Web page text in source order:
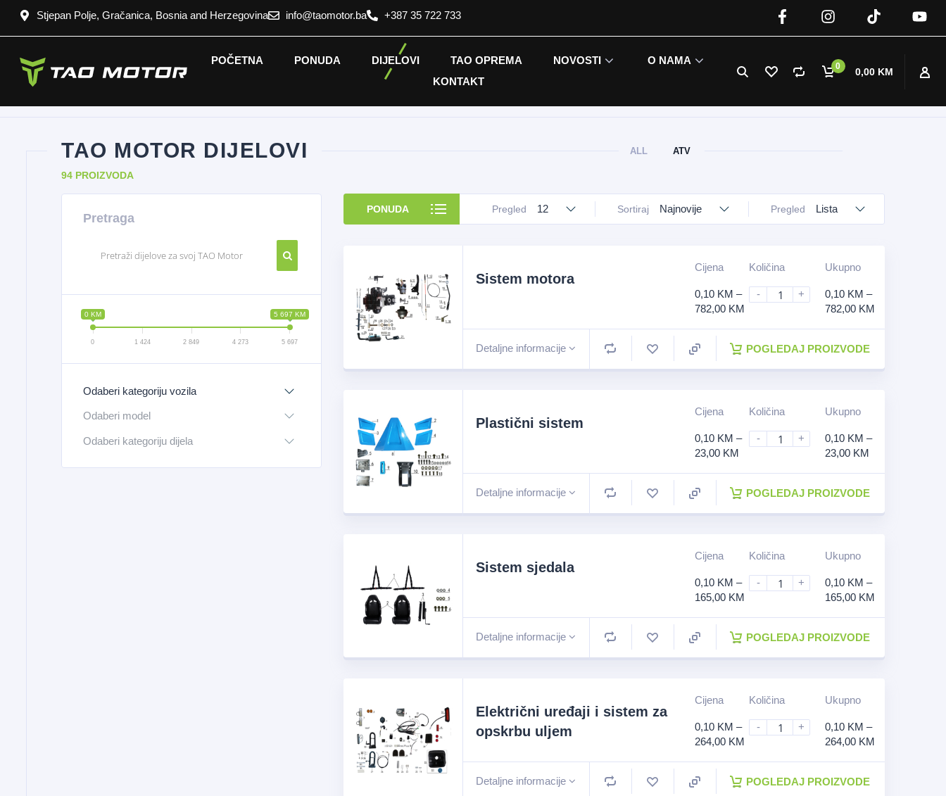
Stjepan Polje, Gračanica, Bosnia and Herzegovina info@taomotor.ba +387 35 722 733
0 0,00 KM
POČETNA PONUDA DIJELOVI TAO OPREMA NOVOSTI
O NAMA
KONTAKT
TAO MOTOR DIJELOVI ALL ATV
94 PROIZVODA
Pretraga
0 KM 5 697 KM
0 1 424 2 849 4 273 5 697
Odaberi kategoriju vozila
Odaberi model
Odaberi kategoriju dijela
PONUDA Pregled Lista
Sortiraj Najnovije
Pregled 12
Sistem motora
Cijena
0,10 KM –
782,00 KM
Količina
- +
Ukupno
0,10 KM –
782,00 KM
Detaljne informacije POGLEDAJ PROIZVODE
Plastični sistem
Cijena
0,10 KM –
23,00 KM
Količina
- +
Ukupno
0,10 KM –
23,00 KM
Detaljne informacije POGLEDAJ PROIZVODE
Sistem sjedala
Cijena
0,10 KM –
165,00 KM
Količina
- +
Ukupno
0,10 KM –
165,00 KM
Detaljne informacije POGLEDAJ PROIZVODE
Električni uređaji i sistem za
opskrbu uljem
Cijena
0,10 KM –
264,00 KM
Količina
- +
Ukupno
0,10 KM –
264,00 KM
Detaljne informacije POGLEDAJ PROIZVODE